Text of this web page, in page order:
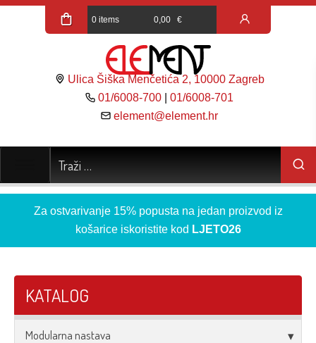
0 items 0,00 €
Ulica Šiška Menčetića 2, 10000 Zagreb
01/6008-700 |01/6008-701
element@element.hr
Za ostvarivanje 15% popusta na jedan proizvod iz
košarice iskoristite kod LJETO26
KATALOG
Modularna nastava